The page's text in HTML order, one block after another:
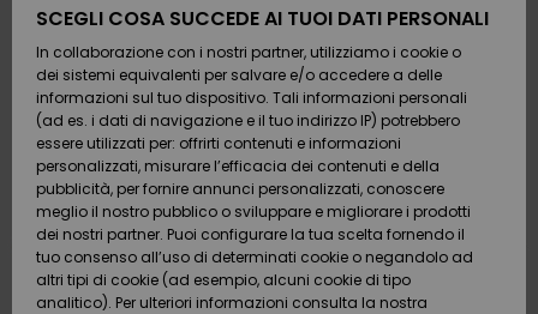
Calzature
e
infradito
Surf /
Acqua
Snow
Calzature
e
infradito
Surf /
Acqua
Neve
Da
Scoprire
Snow
SURF
Highlights
Comunità
SNOW
Shop
Snow
Shop
Donna
Da
Scoprire
OUTLET
Outlet
Donna
AIUTO &
CONTATTI
Pagamento
Buono regalo
Quiksilver
Freedom
Protezione
dei dati
SCEGLI COSA SUCCEDE AI TUOI DATI PERSONALI
In collaborazione con i nostri partner, utilizziamo i cookie o
dei sistemi equivalenti per salvare e/o accedere a delle
informazioni sul tuo dispositivo. Tali informazioni personali
(ad es. i dati di navigazione e il tuo indirizzo IP) potrebbero
essere utilizzati per: offrirti contenuti e informazioni
personalizzati, misurare l’efficacia dei contenuti e della
pubblicità, per fornire annunci personalizzati, conoscere
meglio il nostro pubblico o sviluppare e migliorare i prodotti
dei nostri partner. Puoi configurare la tua scelta fornendo il
tuo consenso all’uso di determinati cookie o negandolo ad
altri tipi di cookie (ad esempio, alcuni cookie di tipo
analitico). Per ulteriori informazioni consulta la nostra